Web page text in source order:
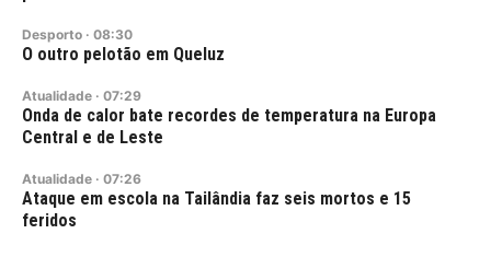
Desporto · 08:30
O outro pelotão em Queluz
Atualidade · 07:29
Onda de calor bate recordes de temperatura na Europa
Central e de Leste
Atualidade · 07:26
Ataque em escola na Tailândia faz seis mortos e 15
feridos